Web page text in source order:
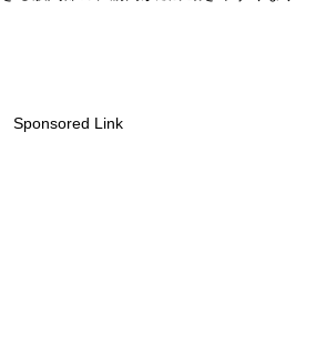
Sponsored Link